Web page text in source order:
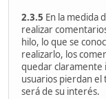
2.3.5 En la medida
realizar
hilo, lo que se
realizarlo, los
quedar claramente
usuarios pierdan
será de su interés.